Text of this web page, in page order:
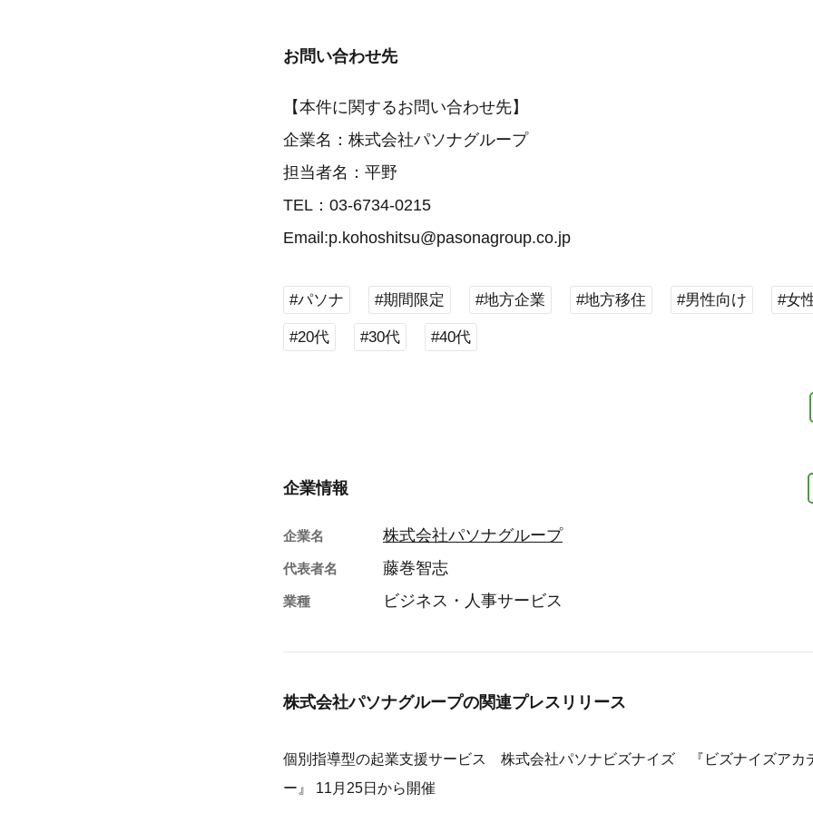
お問い合わせ先
【本件に関するお問い合わせ先】
企業名：株式会社パソナグループ
担当者名：平野
TEL：03-6734-0215
Email:p.kohoshitsu@pasonagroup.co.jp
#パソナ #期間限定 #地方企業 #地方移住 #男性向け #女
#20代 #30代 #40代
企業情報
企業名 株式会社パソナグループ
代表者名 藤巻智志
業種 ビジネス・人事サービス
株式会社パソナグループの関連プレスリリース
個別指導型の起業支援サービス 株式会社パソナビズナイズ 『ビズナイズアカ
ー』 11月25日から開催